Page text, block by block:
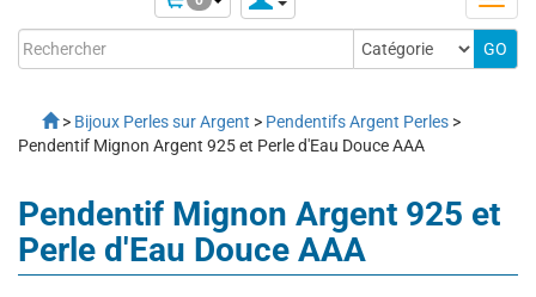
> Bijoux Perles sur Argent > Pendentifs Argent Perles >
Pendentif Mignon Argent 925 et Perle d'Eau Douce AAA
Pendentif Mignon Argent 925 et
Perle d'Eau Douce AAA